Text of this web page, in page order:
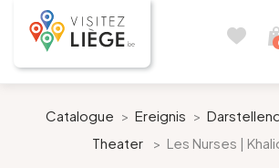
Wie ein Bürger von Lüttich
Catalogue > Ereignis >
Theater
> Les Nurses |